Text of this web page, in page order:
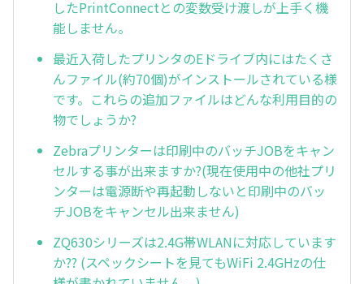
したPrintConnectとの変数受け渡しが上手く機
能しません。
最近入荷したプリンタのEドライブ内にはたくさ
んファイル(約70個)がインストールされている様
です。これらの追加ファイルはどんな利用目的の
物でしょうか?
Zebraプリンターは印刷中のバッチJOBをキャン
セルする事が出来ますか?(現在使用中の他社プリ
ンターは電源断や再起動しないと印刷中のバッ
チJOBをキャンセル出来ません)
ZQ630シリーズは2.4G帯WLANに対応しています
か?? (スペックシートを見てもWiFi 2.4GHzの仕